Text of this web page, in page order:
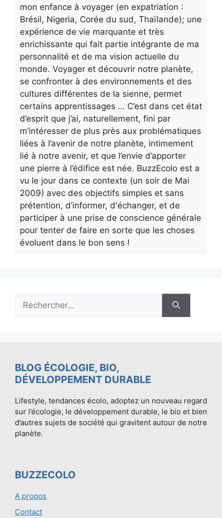
mon enfance à voyager (en expatriation :
Brésil, Nigeria, Corée du sud, Thaïlande); une
expérience de vie marquante et très
enrichissante qui fait partie intégrante de ma
personnalité et de ma vision actuelle du
monde. Voyager et découvrir notre planète,
se confronter à des environnements et des
cultures différentes de la sienne, permet
certains apprentissages … C’est dans cet état
d’esprit que j’ai, naturellement, fini par
m’intéresser de plus près aux problématiques
liées à l’avenir de notre planète, intimement
lié à notre avenir, et que l’envie d’apporter
une pierre à l’édifice est née. BuzzEcolo est a
vu le jour dans ce contexte (un soir de Mai
2009) avec des objectifs simples et sans
prétention, d’informer, d'échanger, et de
participer à une prise de conscience générale
pour tenter de faire en sorte que les choses
évoluent dans le bon sens !
BLOG ÉCOLOGIE, BIO,
DÉVELOPPEMENT DURABLE
Lifestyle, tendances écolo, adoptez un nouveau regard
sur l’écologie, le développement durable, le bio et bien
d’autres sujets de société qui gravitent autour de notre
planète.
BUZZECOLO
A propos
Contact